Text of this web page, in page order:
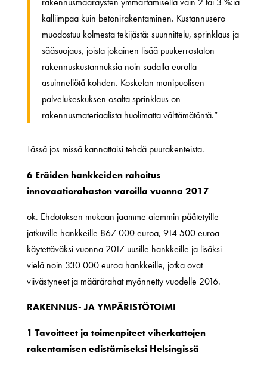
kalliimpaa kuin betonirakentaminen. Kustannusero
muodostuu kolmesta tekijästä: suunnittelu, sprinklaus ja
sääsuojaus, joista jokainen lisää puukerrostalon
rakennuskustannuksia noin sadalla eurolla
asuinneliötä kohden. Koskelan monipuolisen
palvelukeskuksen osalta sprinklaus on
rakennusmateriaalista huolimatta välttämätöntä.”
Tässä jos missä kannattaisi tehdä puurakenteista.
6 Eräiden hankkeiden rahoitus
innovaatiorahaston varoilla vuonna 2017
ok. Ehdotuksen mukaan jaamme aiemmin päätetyille
jatkuville hankkeille 867 000 euroa, 914 500 euroa
käytettäväksi vuonna 2017 uusille hankkeille ja lisäksi
vielä noin 330 000 euroa hankkeille, jotka ovat
viivästyneet ja määrärahat myönnetty vuodelle 2016.
RAKENNUS- JA YMPÄRISTÖTOIMI
1 Tavoitteet ja toimenpiteet viherkattojen
rakentamisen edistämiseksi Helsingissä